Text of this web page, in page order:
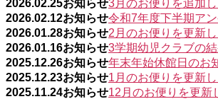
2026.02.25お知らせ3月のお便りを追加し
2026.02.12お知らせ令和7年度下半期ア
2026.01.28お知らせ2月のお便りを更新
2026.01.16お知らせ3学期幼児クラブの
2025.12.26お知らせ年末年始休館日のお
2025.12.23お知らせ1月のお便りを更新し
2025.11.24お知らせ12月のお便りを更新